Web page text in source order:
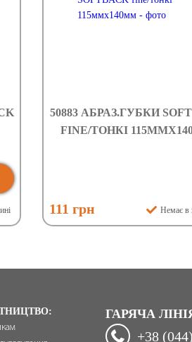
50883 АБРАЗ.ГУБКИ
FINE/ТОНКІ
111 грн Немає в
ГАРЯЧА
+38